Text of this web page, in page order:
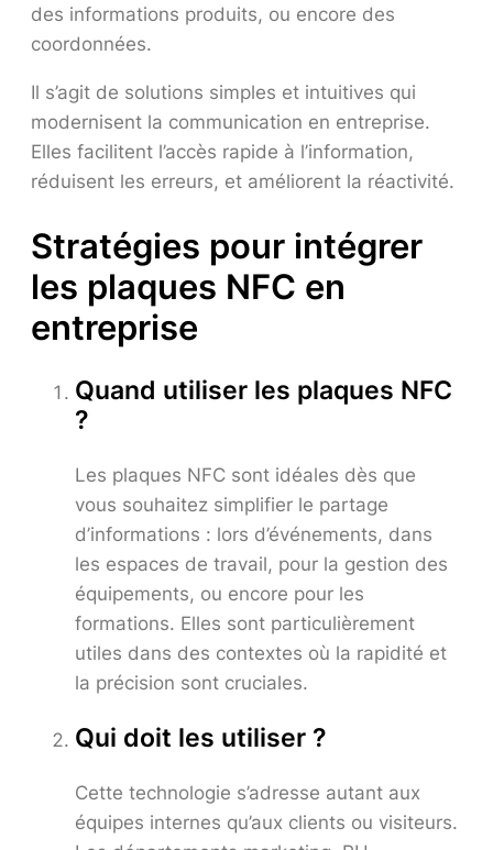
des informations produits, ou encore des
coordonnées.
Il s’agit de solutions simples et intuitives qui
modernisent la communication en entreprise.
Elles facilitent l’accès rapide à l’information,
réduisent les erreurs, et améliorent la réactivité.
Stratégies pour intégrer
les plaques NFC en
entreprise
Quand utiliser les plaques NFC
?
Les plaques NFC sont idéales dès que
vous souhaitez simplifier le partage
d’informations : lors d’événements, dans
les espaces de travail, pour la gestion des
équipements, ou encore pour les
formations. Elles sont particulièrement
utiles dans des contextes où la rapidité et
la précision sont cruciales.
Qui doit les utiliser ?
Cette technologie s’adresse autant aux
équipes internes qu’aux clients ou visiteurs.